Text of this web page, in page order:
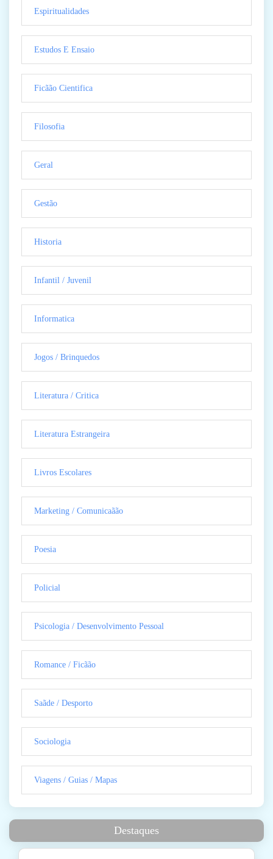
Espiritualidades
Estudos E Ensaio
Ficãão Cientifica
Filosofia
Geral
Gestão
Historia
Infantil / Juvenil
Informatica
Jogos / Brinquedos
Literatura / Critica
Literatura Estrangeira
Livros Escolares
Marketing / Comunicaãão
Poesia
Policial
Psicologia / Desenvolvimento Pessoal
Romance / Ficãão
Saãde / Desporto
Sociologia
Viagens / Guias / Mapas
Destaques